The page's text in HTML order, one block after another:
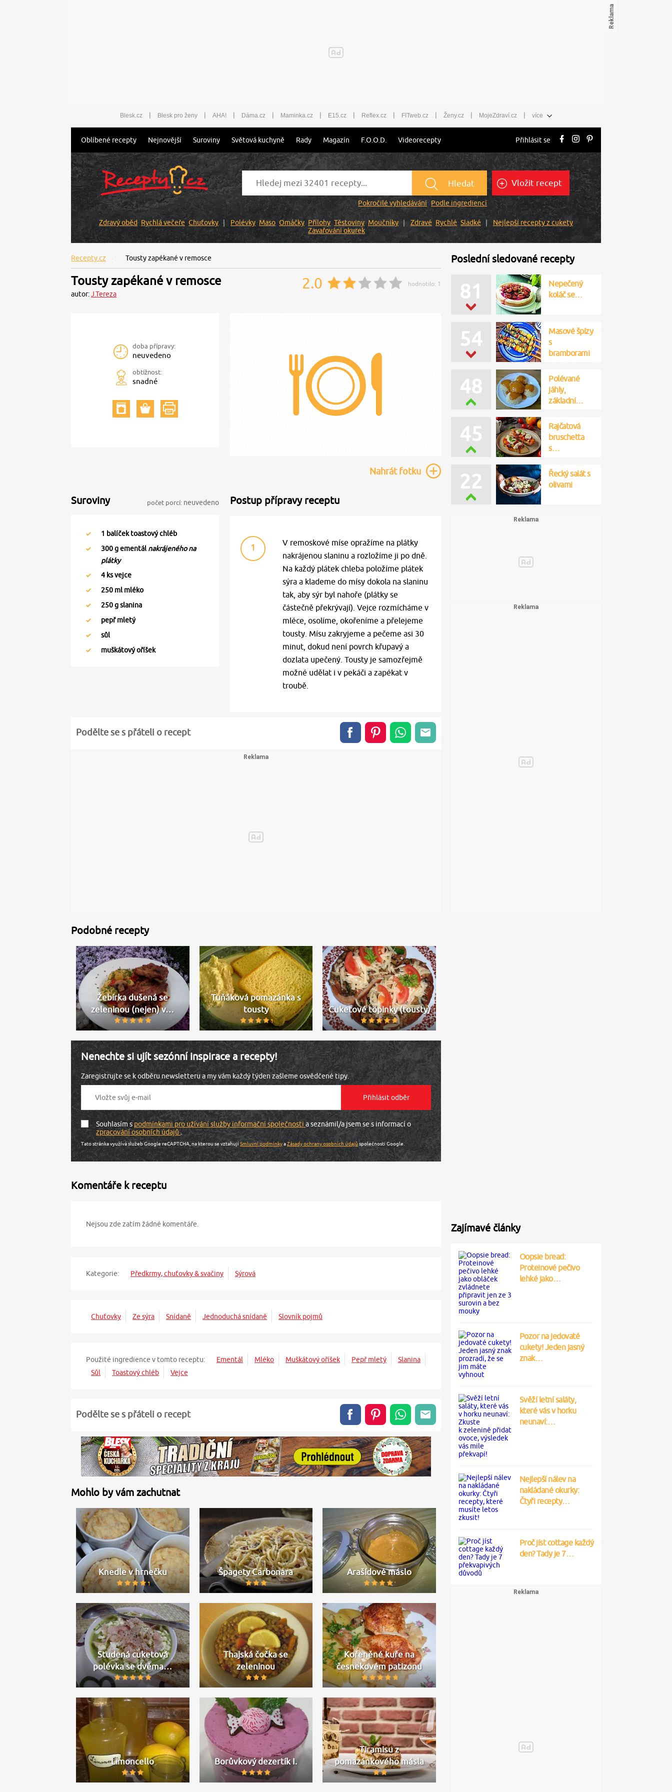
Blesk.cz | Blesk pro ženy | AHA! | Dáma.cz | Maminka.cz | E15.cz | Reflex.cz | FITweb.cz | Ženy.cz | MojeZdraví.cz | více
Oblíbené recepty Nejnovější Suroviny Světová kuchyně Rady Magazín F.O.O.D. Videorecepty Přihlásit se
Hledat
Pokročilé vyhledávání Podle ingrediencí
Vložit recept
Zdravý oběd Rychlá večeře Chuťovky Polévky Maso Omáčky Přílohy Těstoviny Moučníky Zdravé Rychlé Sladké
Nejlepší recepty z cukety
Zavařování okurek
Recepty.cz Tousty zapékané v remosce
Tousty zapékané v remosce
autor:J.Tereza
2.0 hodnotilo: 1
doba přípravy:
neuvedeno
obtížnost:
snadné
Nahrátfotku
Suroviny počet porcí: neuvedeno
1 balíček toastový chléb
300g ementál nakrájeného na
plátky
4 ks vejce
250 ml mléko
250g slanina
pepř mletý
sůl
muškátový oříšek
Postup přípravy receptu
1
V remoskové míse opražíme na plátky
nakrájenou slaninu a rozložíme ji po dně.
Na každý plátek chleba položíme plátek
sýra a klademe do mísy dokola na slaninu
tak, aby sýr byl nahoře (plátky se
částečně překrývají). Vejce rozmícháme v
mléce, osolíme, okořeníme a přelejeme
tousty. Mísu zakryjeme a pečeme asi 30
minut, dokud není povrch křupavý a
dozlata upečený. Tousty je samozřejmě
možné udělat i v pekáči a zapékat v
troubě.
Podělte se s přáteli o recept
Podobné recepty
Žebírka dušená se
zeleninou (nejen) v…
Tuňáková pomazánka s
tousty
Cuketové topinky (tousty)
Nenechte si ujít sezónní inspirace a recepty!
Zaregistrujte se k odběru newsletteru a my vám každý týden zašleme osvědčené tipy.
Souhlasím spodmínkami pro užívání služby informační společnosti a seznámil/a jsem se s informací o
zpracování osobních údajů.
Tato stránka využívá služeb Google reCAPTCHA, na kterou se vztahujíSmluvní podmínkyaZásady ochrany osobních údajůspolečnosti Google.
Komentáře k receptu
Nejsou zde zatím žádné komentáře.
Kategorie: Předkrmy, chuťovky & svačiny Sýrová
Chuťovky Ze sýra Snídaně Jednoduchá snídaně Slovník pojmů
Použité ingredience v tomto receptu: Ementál Mléko Muškátový oříšek Pepř mletý
Slanina
Sůl
Toastový chléb Vejce
Podělte se s přáteli o recept
Mohlo by vám zachutnat
Knedle v hrnečku Špagety Carbonara Arašídové máslo
Studená cuketová
polévka se dvěma…
Thajská čočka se
zeleninou
Kořeněné kuře na
česnekovém patizonu
Limoncello Borůvkový dezertík I.
Tiramisu z
pomazánkového másla
Poslední sledované recepty
81
Nepečený
koláč se…
54
Masové špízy
s
bramborami
48
Polévané
jáhly,
základní…
45
Rajčatová
bruschetta
s…
22
Řecký salát s
olivami
Zajímavé články
Oopsie bread:
Proteinové pečivo
lehké jako…
Pozor na jedovaté
cukety! Jeden jasný
znak…
Svěží letní saláty,
které vás v horku
neunaví:…
Nejlepší nálev na
nakládané okurky:
Čtyři recepty…
Proč jíst cottage každý
den? Tady je 7…